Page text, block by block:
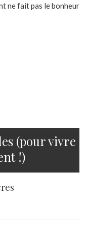
ne fait pas le bonheur
(pour vivre
!)